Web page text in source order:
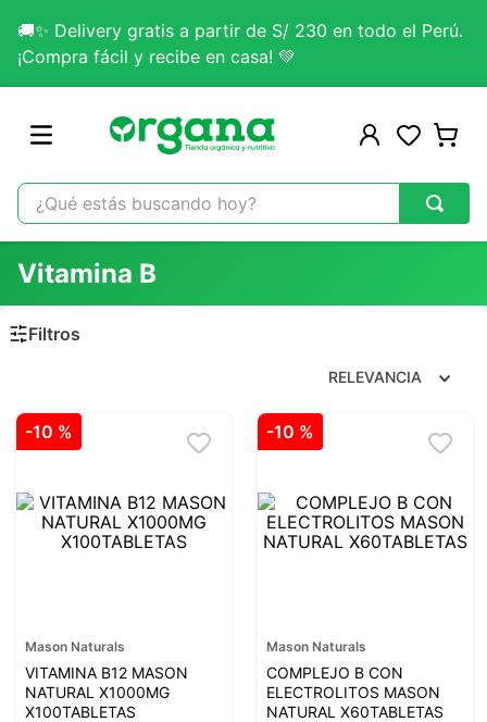
🚚✨ Delivery gratis a partir de S/ 230 en todo el Perú.
¡Compra fácil y recibe en casa! 💚
¿Qué estás buscando hoy?
1 .
omega 3
2.
citrato magnesio
5.
7.
glicinato magnesio
magnesio
Vitamina B
RELEVANCIA
-10 %
Mason Naturals
VITAMINA B12 MASON
NATURAL X1000MG
X100TABLETAS
-10 %
Mason Naturals
COMPLEJO B CON
ELECTROLITOS MASON
NATURAL X60TABLETAS